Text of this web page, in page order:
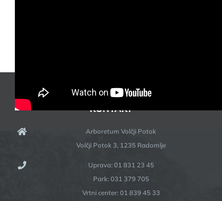
KONTAKT
Arboretum Volčji Potok
Volčji Potok 3, 1235 Radomlje
Uprava: 01 831 23 45
Park: 031 379 705
Vrtni center: 01 839 45 33